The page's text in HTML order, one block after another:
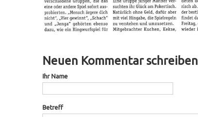
Neuen Kommentar schreiben
Ihr Name
Betreff